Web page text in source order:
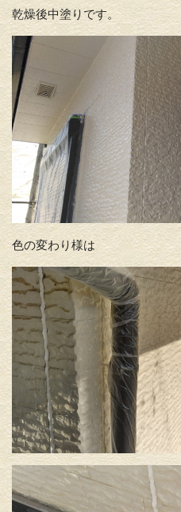
乾燥後中塗りです。
色の変わり様は